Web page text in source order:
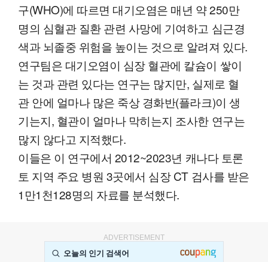
구(WHO)에 따르면 대기오염은 매년 약 250만
명의 심혈관 질환 관련 사망에 기여하고 심근경
색과 뇌졸중 위험을 높이는 것으로 알려져 있다.
연구팀은 대기오염이 심장 혈관에 칼슘이 쌓이
는 것과 관련 있다는 연구는 많지만, 실제로 혈
관 안에 얼마나 많은 죽상 경화반(플라크)이 생
기는지, 혈관이 얼마나 막히는지 조사한 연구는
많지 않다고 지적했다.
이들은 이 연구에서 2012~2023년 캐나다 토론
토 지역 주요 병원 3곳에서 심장 CT 검사를 받은
1만1천128명의 자료를 분석했다.
ADVERTISEMENT